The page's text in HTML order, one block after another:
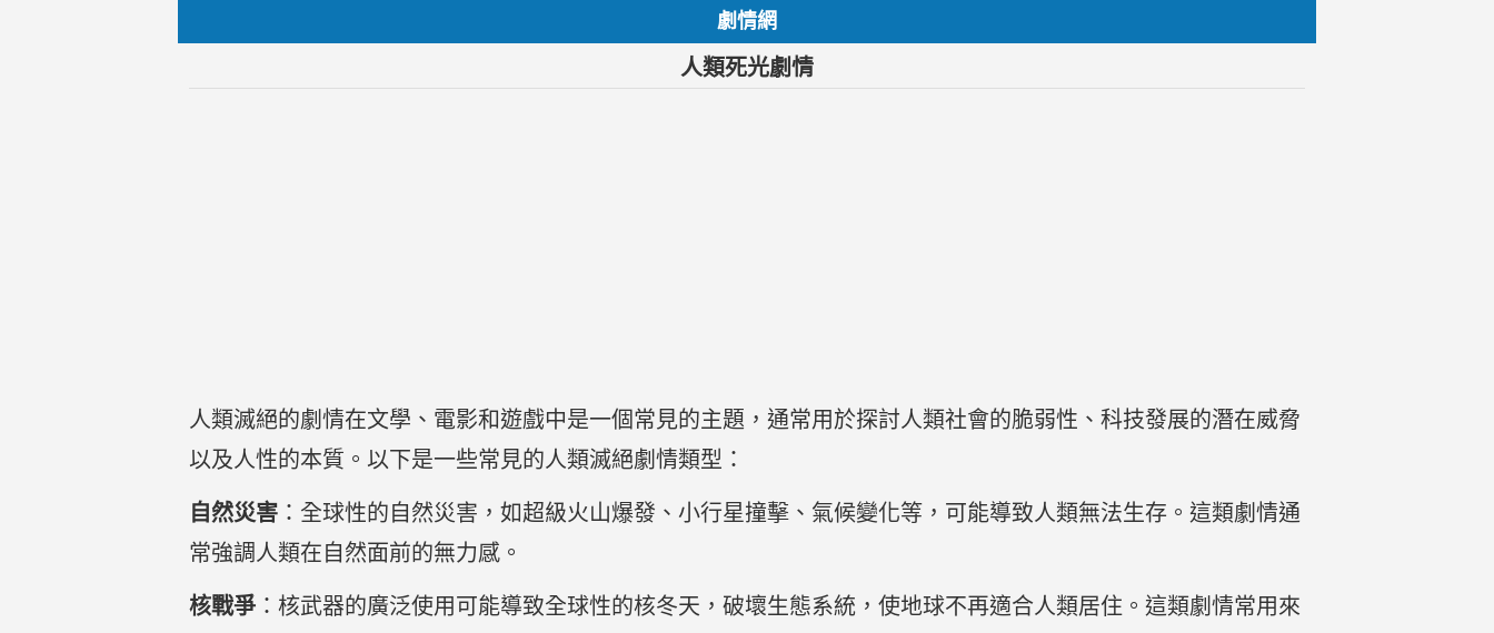
劇情網
人類死光劇情
人類滅絕的劇情在文學、電影和遊戲中是一個常見的主題，通常用於探討人類社會的脆弱性、科技發展的潛在威脅
以及人性的本質。以下是一些常見的人類滅絕劇情類型：
自然災害 ：全球性的自然災害，如超級火山爆發、小行星撞擊、氣候變化等，可能導致人類無法生存。這類劇情通
常強調人類在自然面前的無力感。
核戰爭 ：核武器的廣泛使用可能導致全球性的核冬天，破壞生態系統，使地球不再適合人類居住。這類劇情常用來